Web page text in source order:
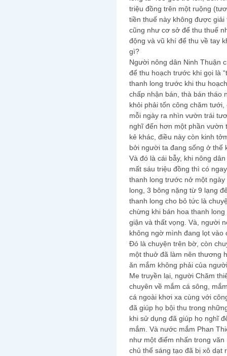
triệu đồng trên một ruộng
tiền thuế này không được
cũng như cơ sở để thu thuế
động và vũ khí để thu về tay
gì?
Người nông dân Ninh Thuận
để thu hoạch trước khi gọi là
thanh long trước khi thu
chấp nhận bán, thà bán tháo
khỏi phải tốn công chăm
mỗi ngày ra nhìn vườn trái
nghĩ đến hơn một phần vườn
kẻ khác, điều này còn kinh
bởi người ta đang sống ở thế
Và đó là cái bẫy, khi nông
mất sáu triệu đồng thì có
thanh long trước nở một
long, 3 bông nặng từ 9 lạng
thanh long cho bỏ tức là
chừng khi bán hoa thanh
giận và thất vọng. Và, người
không ngờ mình đang lọt vào
Đó là chuyện trên bờ, còn
một thuở đã làm nên thương
ăn mắm không phải của
Me truyền lại, người Chăm
chuyên về mắm cá sông,
cá ngoài khơi xa cùng với
đã giúp họ bội thu trong
khi sử dụng đã giúp họ nghĩ
mắm. Và nước mắm Phan
như một điểm nhấn trong
chủ thể sáng tạo đã bị xô dạt